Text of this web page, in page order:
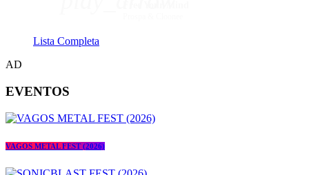
Lista Completa
AD
EVENTOS
VAGOS METAL FEST (2026)